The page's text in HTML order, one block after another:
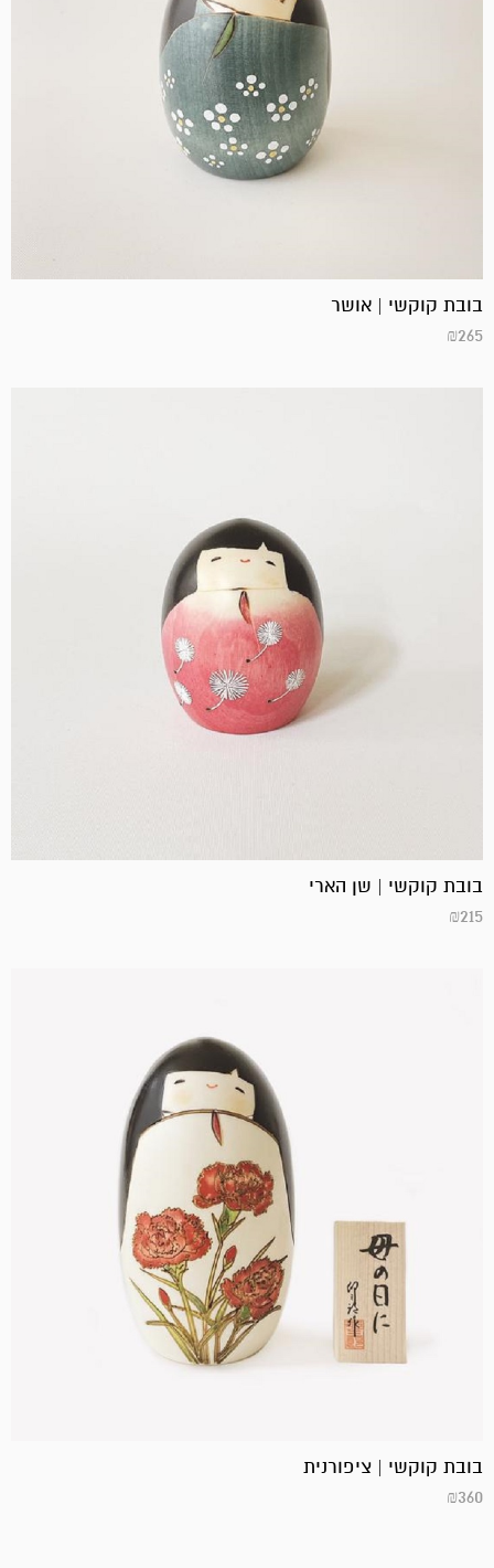
בובת קוקשי | אושר
₪265
בובת קוקשי | שן הארי
₪215
בובת קוקשי | ציפורנית
₪360